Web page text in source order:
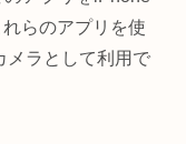
らのアプリを使
メラとして利用で